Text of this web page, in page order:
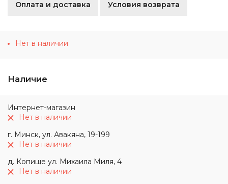
Оплата и доставка Условия возврата
Нет в наличии
Наличие
Интернет-магазин
Нет в наличии
г. Минск, ул. Авакяна, 19-199
Нет в наличии
д. Копище ул. Михаила Миля, 4
Нет в наличии